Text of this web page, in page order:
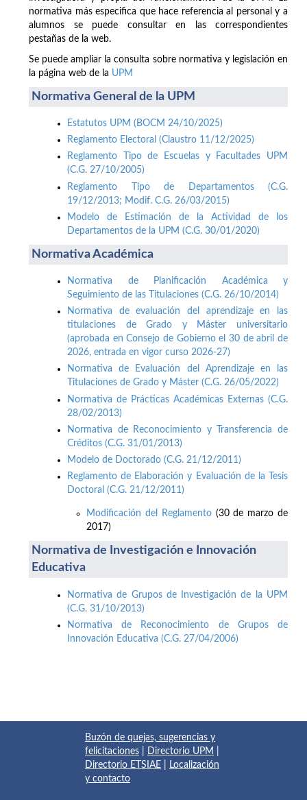
normativa más especifica que hace referencia al personal y a
alumnos se puede consultar en las correspondientes
pestañas de la web.
Se puede ampliar la consulta sobre normativa y legislación en
la página web de la UPM
Normativa General de la UPM
Estatutos UPM (BOCM 24/10/2025)
Reglamento Electoral (Claustro 11/12/2025)
Reglamento Tipo de Escuelas y Facultades UPM
(C.G. 27/10/2005)
Reglamento Tipo de Departamentos (C.G.
19/12/2013; Modif. C.G. 26/03/2015)
Modelo de Estimación de la Actividad de los
Departamentos de la UPM (C.G. 30/01/2020)
Normativa Académica
Normativa de Planificación Académica y
Seguimiento de las Titulaciones (C.G. 26/10/2014)
Normativa de evaluación del aprendizaje en las
titulaciones de Grado y Máster universitario
(aprobada en Consejo de Gobierno el 30 de abril de
2026, entrada en vigor curso 2026-27)
Normativa de Evaluación del Aprendizaje en las
Titulaciones de Grado y Máster (C.G. 26/05/2022)
Normativa de Prácticas Académicas Externas (C.G.
28/02/2013)
Normativa de Reconocimiento y Transferencia de
Créditos (C.G. 31/01/2013)
Modelo de Doctorado (C.G. 21/12/2011)
Reglamento de Elaboración y Evaluación de la Tesis
Doctoral (C.G. 21/12/2011)
Modificación del Reglamento(30 de marzo de
2017)
Normativa de Investigación e Innovación
Educativa
Normativa de Grupos de Investigación de la UPM
(C.G. 31/10/2013)
Normativa de Reconocimiento de Grupos de
Innovación Educativa (C.G. 27/04/2006)
Buzón de quejas, sugerencias y
felicitaciones
Directorio UPM
Directorio ETSIAE
Localización
y contacto